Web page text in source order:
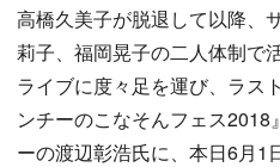
高橋久美子が脱退して以降、
莉子、福岡晃子の二人体制で
ライブに度々足を運び、ラス
ンチーのこなそんフェス
ーの渡辺彰浩氏に、本日6月1